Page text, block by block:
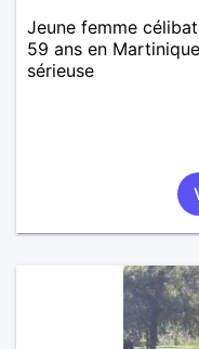
Jeune femme
59 ans en
sérieuse